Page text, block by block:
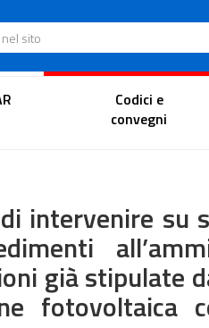
nel sito
Portale del
Codici e
convegni
intervenire su
già stipulate
fotovoltaica